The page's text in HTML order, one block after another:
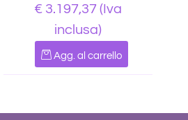
€ 3.197,37 (Iva
inclusa)
Agg. al carrello